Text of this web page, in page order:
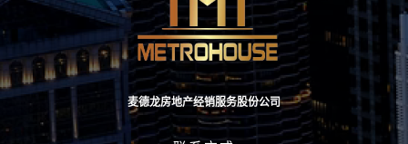
麦德龙房地产经销服务股份公司